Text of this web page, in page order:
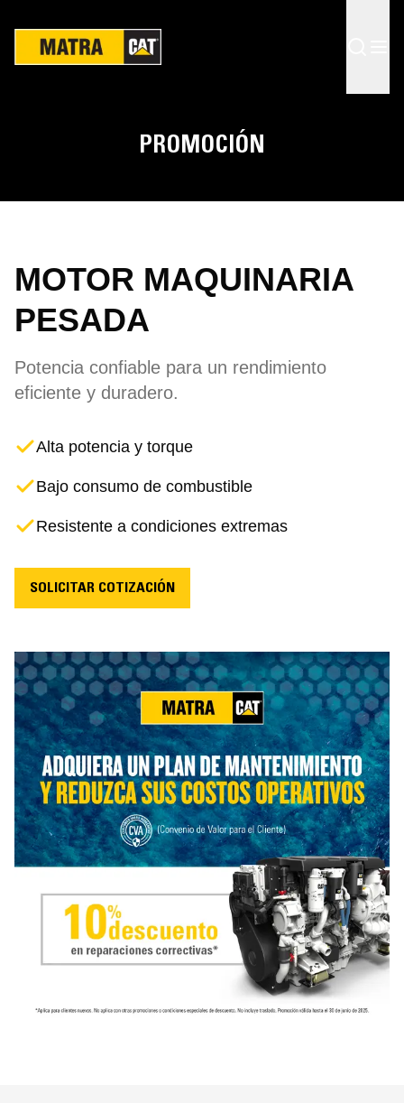
PROMOCIÓN
MOTOR MAQUINARIA
PESADA
Potencia confiable para un rendimiento
eficiente y duradero.
Alta potencia y torque
Bajo consumo de combustible
Resistente a condiciones extremas
SOLICITAR COTIZACIÓN